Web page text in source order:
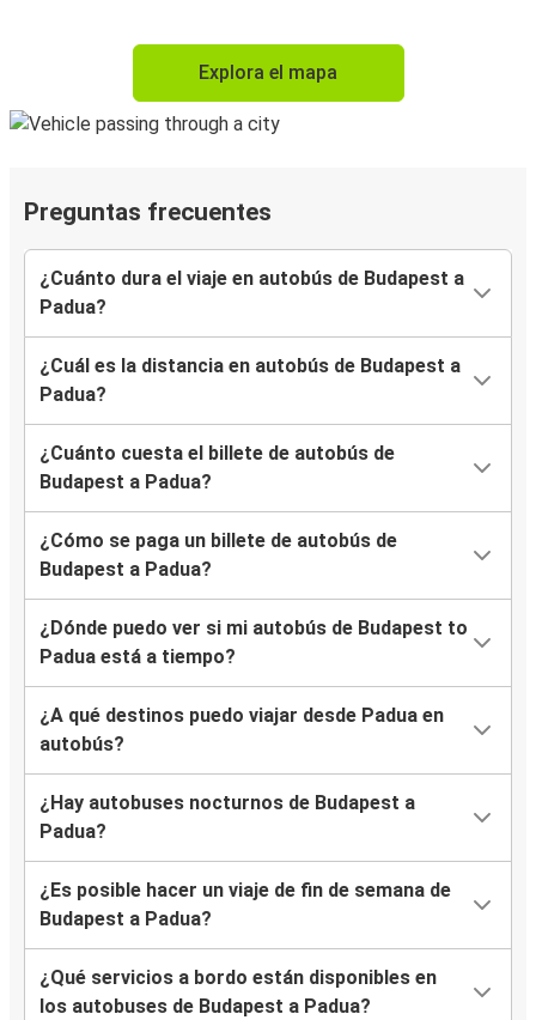
Explora el mapa
Preguntas frecuentes
¿Cuánto dura el viaje en autobús de Budapest a
Padua?
¿Cuál es la distancia en autobús de Budapest a
Padua?
¿Cuánto cuesta el billete de autobús de
Budapest a Padua?
¿Cómo se paga un billete de autobús de
Budapest a Padua?
¿Dónde puedo ver si mi autobús de Budapest to
Padua está a tiempo?
¿A qué destinos puedo viajar desde Padua en
autobús?
¿Hay autobuses nocturnos de Budapest a
Padua?
¿Es posible hacer un viaje de fin de semana de
Budapest a Padua?
¿Qué servicios a bordo están disponibles en
los autobuses de Budapest a Padua?